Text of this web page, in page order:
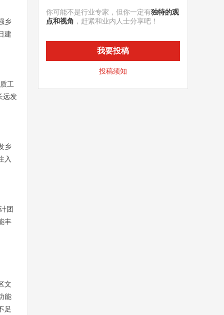
乡
建
工
远发
乡
入
团
丰
文
能
足
你可能不是行业专家，但你一定有独特的观
点和视角 ，赶紧和业内人士分享吧！
我要投稿
投稿须知